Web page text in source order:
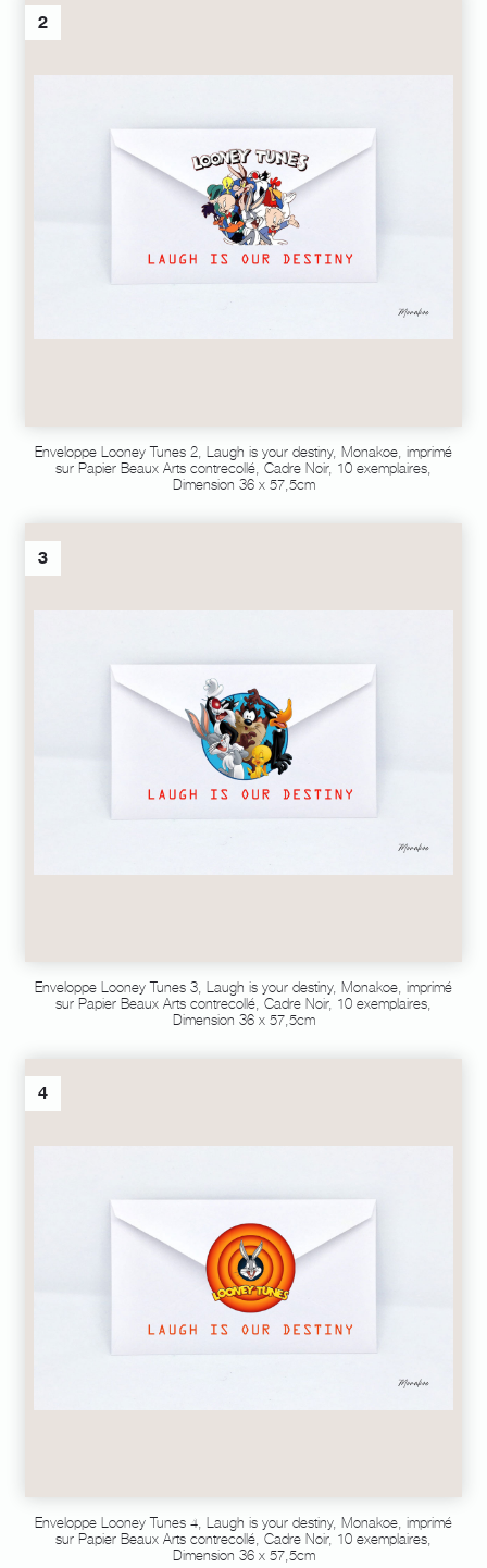
2
Enveloppe Looney Tunes 2, Laugh is your destiny, Monakoe, imprimé
sur Papier Beaux Arts contrecollé, Cadre Noir, 10 exemplaires,
Dimension 36 x 57,5cm
3
Enveloppe Looney Tunes 3, Laugh is your destiny, Monakoe, imprimé
sur Papier Beaux Arts contrecollé, Cadre Noir, 10 exemplaires,
Dimension 36 x 57,5cm
4
Enveloppe Looney Tunes 4, Laugh is your destiny, Monakoe, imprimé
sur Papier Beaux Arts contrecollé, Cadre Noir, 10 exemplaires,
Dimension 36 x 57,5cm